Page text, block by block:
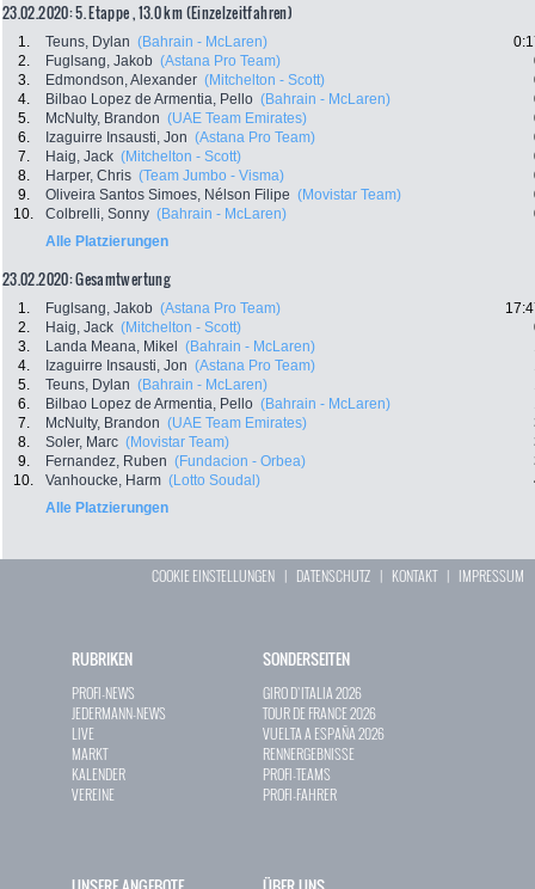
23.02.2020: 5. Etappe , 13.0 km (Einzelzeitfahren)
1. Teuns, Dylan (Bahrain - McLaren)
2.
Fuglsang, Jakob (Astana Pro Team)
3.
Edmondson, Alexander (Mitchelton - Scott)
4.
Bilbao Lopez de Armentia, Pello (Bahrain - McLaren)
5.
McNulty, Brandon (UAE Team Emirates)
6.
Izaguirre Insausti, Jon (Astana Pro Team)
7.
Haig, Jack (Mitchelton - Scott)
8.
Harper, Chris (Team Jumbo - Visma)
9.
Oliveira Santos Simoes, Nélson Filipe (Movistar Team)
10.
Colbrelli, Sonny (Bahrain - McLaren)
Alle Platzierungen
23.02.2020: Gesamtwertung
1. Fuglsang, Jakob (Astana Pro Team)
2.
Haig, Jack (Mitchelton - Scott)
3.
Landa Meana, Mikel (Bahrain - McLaren)
4.
Izaguirre Insausti, Jon (Astana Pro Team)
5.
Teuns, Dylan (Bahrain - McLaren)
6.
Bilbao Lopez de Armentia, Pello (Bahrain - McLaren)
7.
McNulty, Brandon (UAE Team Emirates)
8.
Soler, Marc (Movistar Team)
9.
Fernandez, Ruben (Fundacion - Orbea)
10.
Vanhoucke, Harm (Lotto Soudal)
Alle Platzierungen
COOKIE EINSTELLUNGEN | DATENSCHUTZ | KONTAKT| IMPRESSUM
RUBRIKEN
PROFI-NEWS
JEDERMANN-NEWS
LIVE
MARKT
KALENDER
VEREINE
SONDERSEITEN
GIRO D`ITALIA 2026
TOUR DE FRANCE 2026
VUELTA A ESPAÑA 2026
RENNERGEBNISSE
PROFI-TEAMS
PROFI-FAHRER